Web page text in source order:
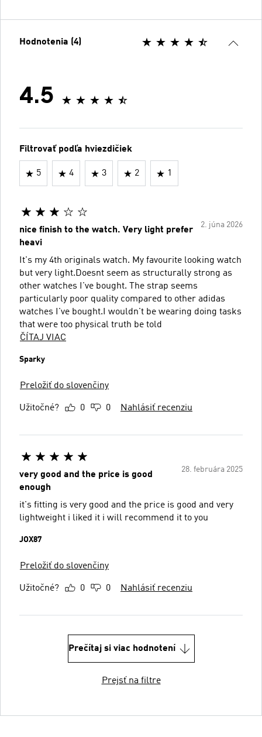
Hodnotenia (4)
4.5
Filtrovať podľa hviezdičiek
5 4 3 2 1
2. júna 2026
nice finish to the watch. Very light prefer
heavi
It's my 4th originals watch. My favourite looking watch
but very light.Doesnt seem as structurally strong as
other watches I've bought. The strap seems
particularly poor quality compared to other adidas
watches I've bought.I wouldn't be wearing doing tasks
that were too physical truth be told
ČÍTAJ VIAC
Sparky
Preložiť do slovenčiny
Užitočné? 0 0 Nahlásiť recenziu
28. februára 2025
very good and the price is good
enough
it's fitting is very good and the price is good and very
lightweight i liked it i will recommend it to you
JOX87
Preložiť do slovenčiny
Užitočné? 0 0 Nahlásiť recenziu
Prečítaj si viac hodnotení
Prejsť na filtre